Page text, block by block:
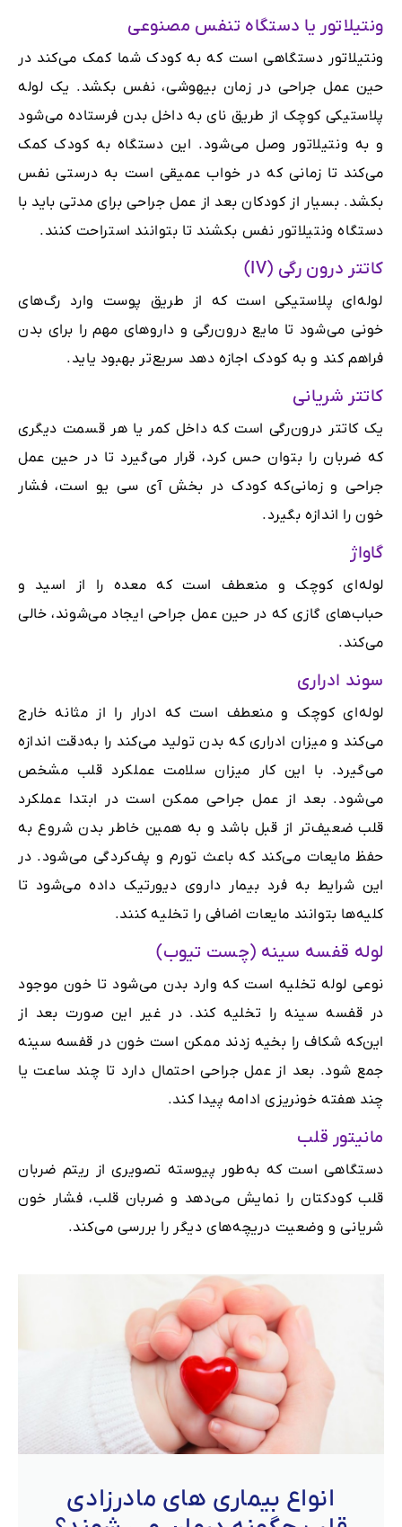
ونتیلاتور یا دستگاه تنفس مصنوعی
ونتیلاتور دستگاهی است که به کودک شما کمک می‌کند در
حین عمل جراحی در زمان بیهوشی، نفس بکشد. یک لوله
پلاستیکی کوچک از طریق نای به داخل بدن فرستاده می‌شود
و به ونتیلاتور وصل می‌شود. این دستگاه به کودک کمک
می‌کند تا زمانی که در خواب عمیقی است به ‌درستی نفس
بکشد. بسیار از کودکان بعد از عمل جراحی برای مدتی باید با
دستگاه ونتیلاتور نفس بکشند تا بتوانند استراحت کنند.
کاتتر درون رگی (IV)
لوله‌ای پلاستیکی است که از طریق پوست وارد رگ‌های
خونی می‌شود تا مایع درون‌رگی و داروهای مهم را برای بدن
فراهم کند و به کودک اجازه دهد سریع‌تر بهبود یاید.
کاتتر شریانی
یک کاتتر درون‌رگی است که داخل کمر یا هر قسمت دیگری
که ضربان را بتوان حس کرد، قرار می‌گیرد تا در حین عمل
جراحی و زمانی‌که کودک در بخش آی سی یو است، فشار
خون را اندازه بگیرد.
گاواژ
لوله‌ای کوچک و منعطف است که معده را از اسید و
حباب‌های گازی که در حین عمل جراحی ایجاد می‌شوند، خالی
می‌کند.
سوند ادراری
لوله‌ای کوچک و منعطف است که ادرار را از مثانه خارج
می‌کند و میزان ادراری که بدن تولید می‌کند را به‌دقت اندازه‌
می‌گیرد. با این کار میزان سلامت عملکرد قلب مشخص
می‌شود. بعد از عمل جراحی ممکن است در ابتدا عملکرد
قلب ضعیف‌تر از قبل باشد و به همین خاطر بدن شروع به
حفظ مایعات می‌کند که باعث تورم و پف‌کردگی می‌شود. در
این شرایط به فرد بیمار داروی دیورتیک داده می‌شود تا
کلیه‌ها بتوانند مایعات اضافی را تخلیه کنند.
لوله قفسه سینه (چست تیوب)
نوعی لوله‌ تخلیه‌ است که وارد بدن می‌شود تا خون موجود
در قفسه سینه را تخلیه کند. در غیر این صورت بعد از
این‌که شکاف را بخیه زدند ممکن است خون در قفسه سینه
جمع شود. بعد از عمل جراحی احتمال دارد تا چند ساعت یا
چند هفته خونریزی ادامه پیدا کند.
مانیتور قلب
دستگاهی است که به‌طور پیوسته تصویری از ریتم ضربان
قلب کودکتان را نمایش می‌دهد و ضربان قلب، فشار خون
شریانی و وضعیت دریچه‌های دیگر را بررسی می‌کند.
انواع بیماری های مادرزادی